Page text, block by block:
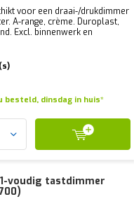
voor een draai-/drukdimmer
A-range, crème. Duroplast,
Excl. binnenwerk en
besteld, dinsdag in huis*
voudig tastdimmer